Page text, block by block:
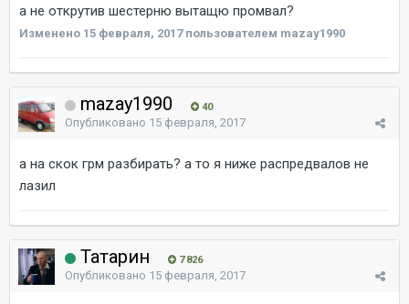
а не открутив шестерню вытащю промвал?
Изменено 15 февраля, 2017пользователем mazay1990
mazay1990 40
Опубликовано 15 февраля, 2017
а на скок грм разбирать? а то я ниже распредвалов не
лазил
Татарин 7 826
Опубликовано 15 февраля, 2017